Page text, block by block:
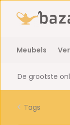
Meubels
De grootste
Tags